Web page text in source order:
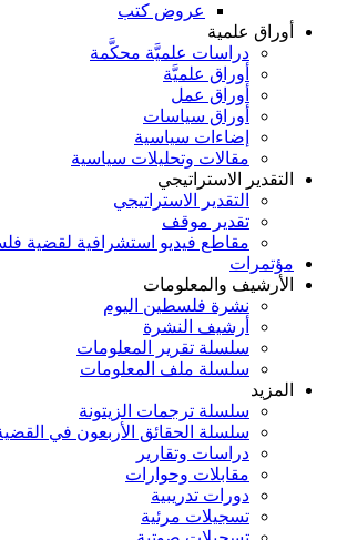
عروض كتب
أوراق علمية
دراسات علميَّة محكَّمة
أوراق علميَّة
أوراق عمل
أوراق سياسات
إضاءات سياسية
مقالات وتحليلات سياسية
التقدير الاستراتيجي
التقدير الاستراتيجي
تقدير موقف
مقاطع فيديو استشرافية لقضية
مؤتمرات
الأرشيف والمعلومات
نشرة فلسطين اليوم
أرشيف النشرة
سلسلة تقرير المعلومات
سلسلة ملف المعلومات
المزيد
سلسلة ترجمات الزيتونة
سلسلة الحقائق الأربعون في
دراسات وتقارير
مقابلات وحوارات
دورات تدريبية
تسجيلات مرئية